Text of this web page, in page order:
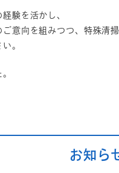
験を活かし、
意向を組みつつ、特殊清
。
お知ら